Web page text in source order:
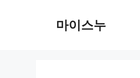
마이스누